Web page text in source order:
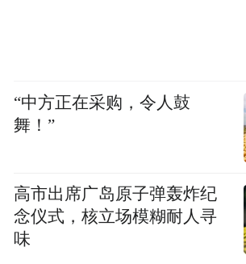
“中方正在采购，令人鼓
舞！”
高市出席广岛原子弹轰炸纪
念仪式，核立场模糊耐人寻
味